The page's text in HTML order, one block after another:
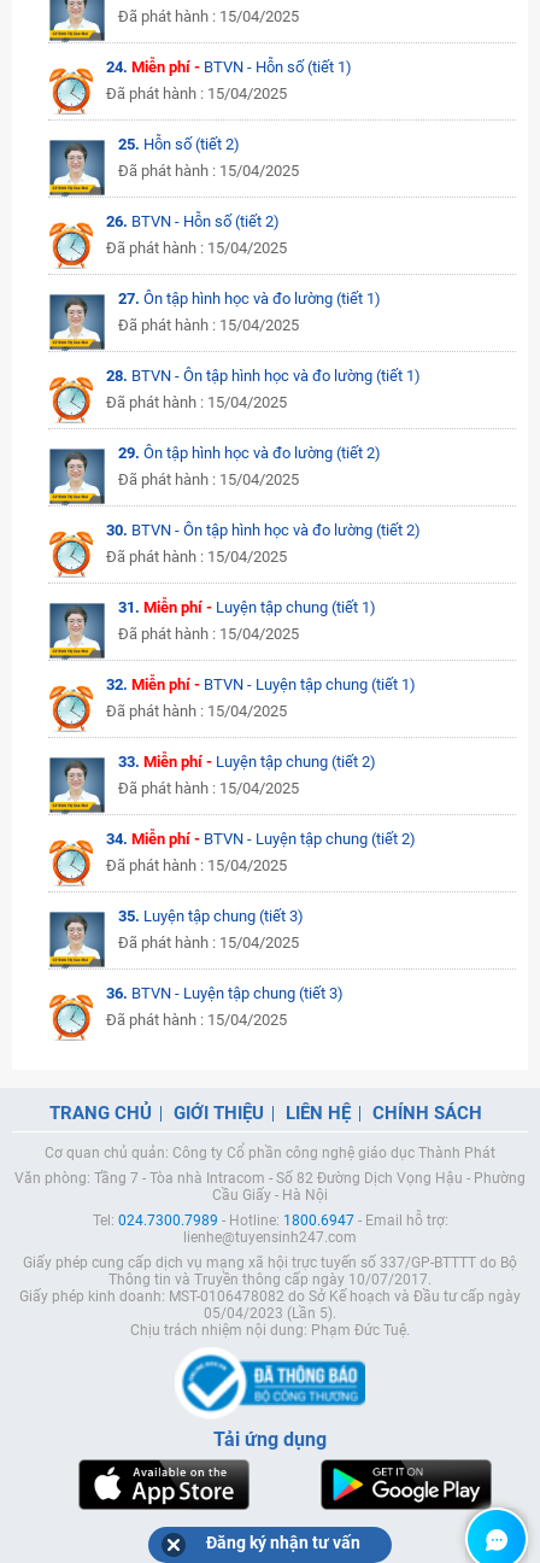
Đã phát hành : 15/04/2025
24.Miễn phí - BTVN - Hỗn số (tiết 1)
Đã phát hành : 15/04/2025
25. Hỗn số (tiết 2)
Đã phát hành : 15/04/2025
26. BTVN - Hỗn số (tiết 2)
Đã phát hành : 15/04/2025
27. Ôn tập hình học và đo lường (tiết 1)
Đã phát hành : 15/04/2025
28. BTVN - Ôn tập hình học và đo lường (tiết 1)
Đã phát hành : 15/04/2025
29. Ôn tập hình học và đo lường (tiết 2)
Đã phát hành : 15/04/2025
30. BTVN - Ôn tập hình học và đo lường (tiết 2)
Đã phát hành : 15/04/2025
31. Miễn phí - Luyện tập chung (tiết 1)
Đã phát hành : 15/04/2025
32.Miễn phí - BTVN - Luyện tập chung (tiết 1)
Đã phát hành : 15/04/2025
33. Miễn phí - Luyện tập chung (tiết 2)
Đã phát hành : 15/04/2025
34.Miễn phí - BTVN - Luyện tập chung (tiết 2)
Đã phát hành : 15/04/2025
35. Luyện tập chung (tiết 3)
Đã phát hành : 15/04/2025
36. BTVN - Luyện tập chung (tiết 3)
Đã phát hành : 15/04/2025
TRANG CHỦ GIỚI THIỆU LIÊN HỆ CHÍNH SÁCH
Cơ quan chủ quản: Công ty Cổ phần công nghệ giáo dục Thành Phát
Văn phòng: Tầng 7 - Tòa nhà Intracom - Số 82 Đường Dịch Vọng Hậu - Phường
Cầu Giấy - Hà Nội
Tel: 024.7300.7989 - Hotline: 1800.6947- Email hỗ trợ:
lienhe@tuyensinh247.com
Giấy phép cung cấp dịch vụ mạng xã hội trực tuyến số 337/GP-BTTTT do Bộ
Thông tin và Truyền thông cấp ngày 10/07/2017.
Giấy phép kinh doanh: MST-0106478082 do Sở Kế hoạch và Đầu tư cấp ngày
05/04/2023 (Lần 5).
Chịu trách nhiệm nội dung: Phạm Đức Tuệ.
Tải ứng dụng
Đăng ký nhận tư vấn